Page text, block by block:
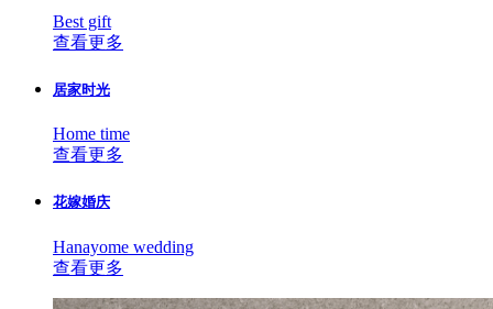
Best gift
查看更多
居家时光
Home time
查看更多
花嫁婚庆
Hanayome wedding
查看更多